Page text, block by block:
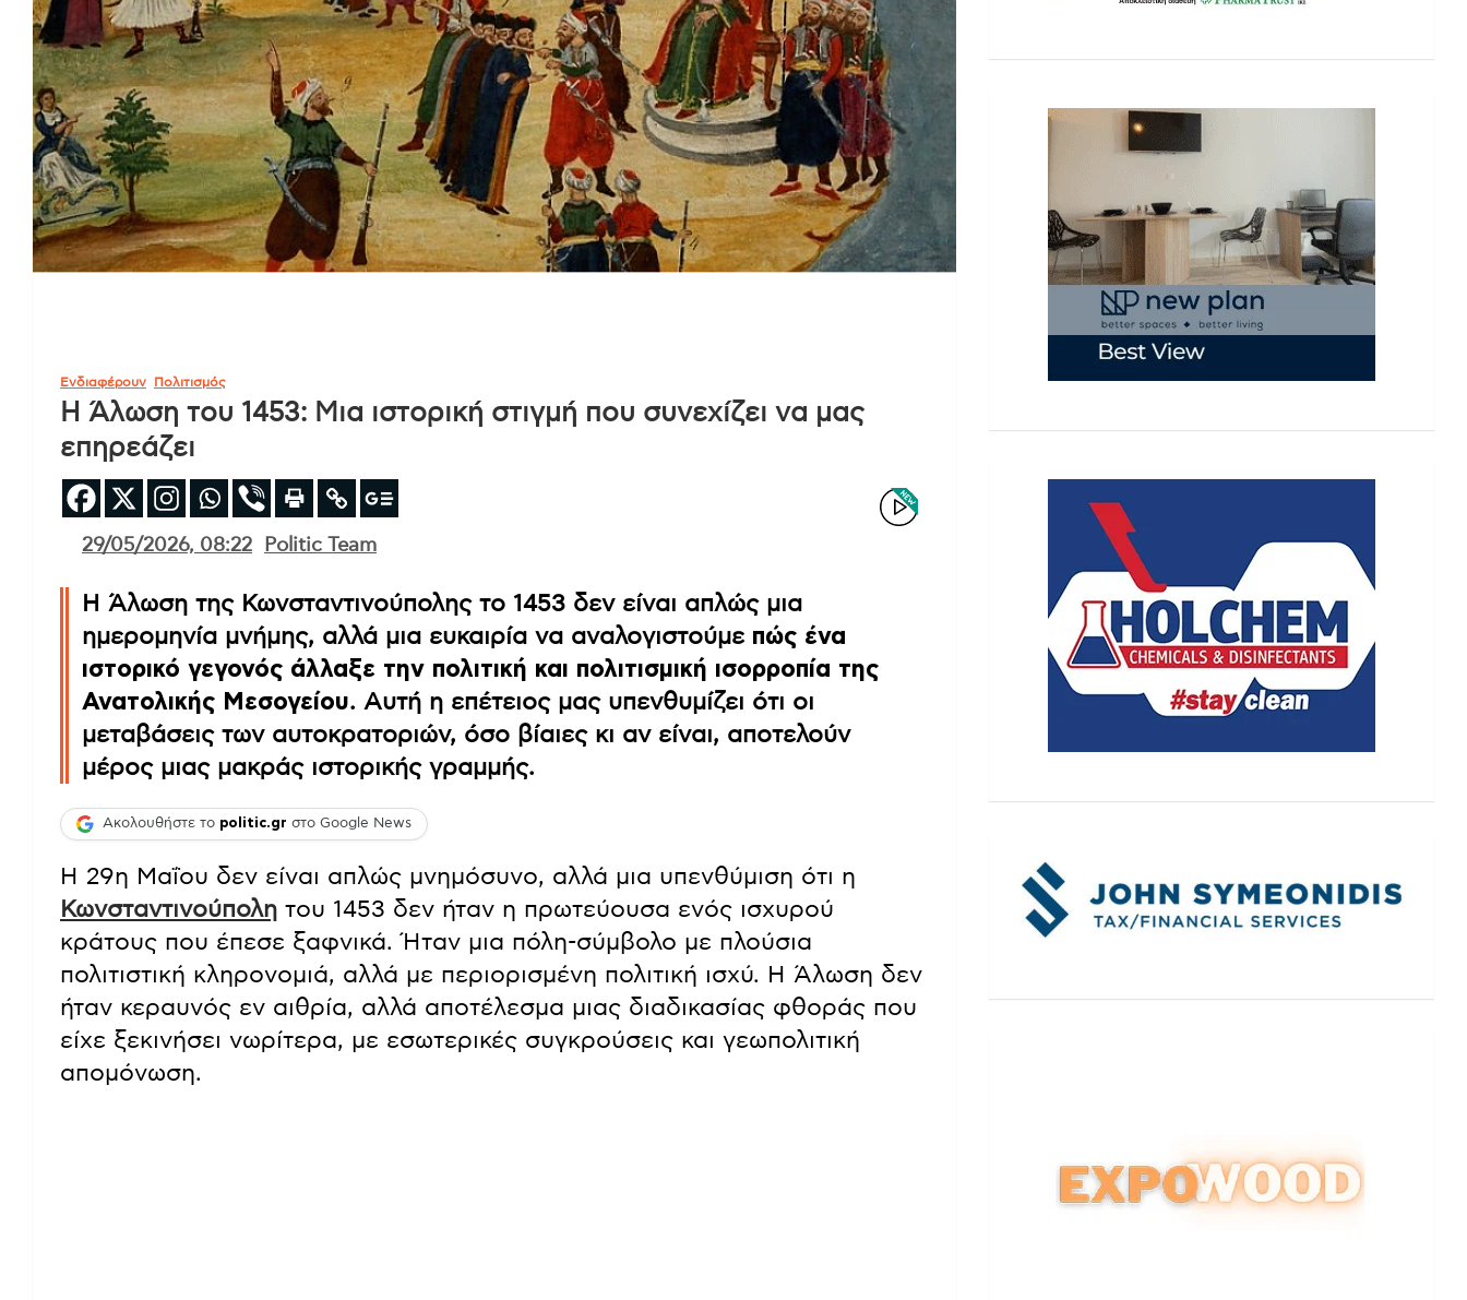
Ενδιαφέρουν Πολιτισμός
Η Άλωση του 1453: Μια ιστορική στιγμή που συνεχίζει να μας
επηρεάζει
29/05/2026, 08:22 Politic Team
Η Άλωση της Κωνσταντινούπολης το 1453 δεν είναι απλώς μια
ημερομηνία μνήμης, αλλά μια ευκαιρία να αναλογιστούμε πώς ένα
ιστορικό γεγονός άλλαξε την πολιτική και πολιτισμική ισορροπία της
Ανατολικής Μεσογείου. Αυτή η επέτειος μας υπενθυμίζει ότι οι
μεταβάσεις των αυτοκρατοριών, όσο βίαιες κι αν είναι, αποτελούν
μέρος μιας μακράς ιστορικής γραμμής.
Ακολουθήστε το politic.gr στο Google News
Η 29η Μαΐου δεν είναι απλώς μνημόσυνο, αλλά μια υπενθύμιση ότι η
Κωνσταντινούπολη του 1453 δεν ήταν η πρωτεύουσα ενός ισχυρού
κράτους που έπεσε ξαφνικά. Ήταν μια πόλη-σύμβολο με πλούσια
πολιτιστική κληρονομιά, αλλά με περιορισμένη πολιτική ισχύ. Η Άλωση δεν
ήταν κεραυνός εν αιθρία, αλλά αποτέλεσμα μιας διαδικασίας φθοράς που
είχε ξεκινήσει νωρίτερα, με εσωτερικές συγκρούσεις και γεωπολιτική
απομόνωση.